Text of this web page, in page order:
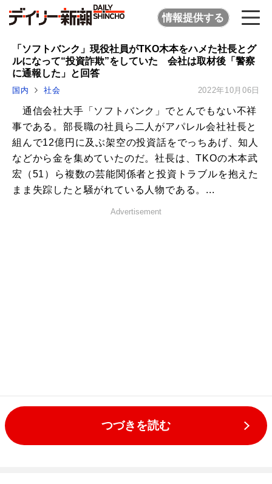
情報提供する
「ソフトバンク」現役社員がTKO木本をハメた社長とグ
ルになって“投資詐欺”をしていた 会社は取材後「警察
に通報した」と回答
国内 社会 2022年10月06日
通信会社大手「ソフトバンク」でとんでもない不祥
事である。部長職の社員ら二人がアパレル会社社長と
組んで12億円に及ぶ架空の投資話をでっちあげ、知人
などから金を集めていたのだ。社長は、TKOの木本武
宏（51）ら複数の芸能関係者と投資トラブルを抱えた
まま失踪したと騒がれている人物である。...
Advertisement
つづきを読む